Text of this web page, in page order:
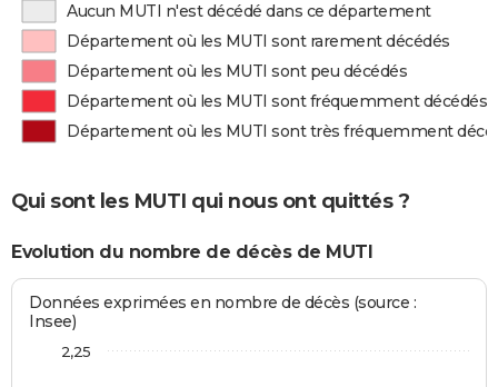
Aucun MUTI n'est décédé dans ce département
Département où les MUTI sont rarement décédés
Département où les MUTI sont peu décédés
Département où les MUTI sont fréquemment décédés
Département où les MUTI sont très fréquemment
Qui sont les MUTI qui nous ont quittés ?
Evolution du nombre de décès de MUTI
Données exprimées en nombre de décès (source :
Insee)
2,25